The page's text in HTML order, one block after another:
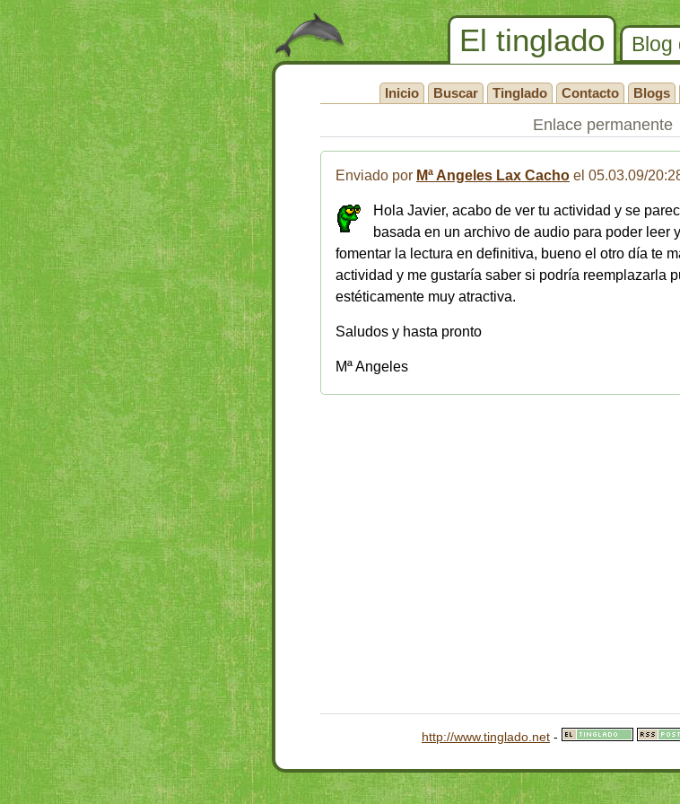
El tinglado Blog
Inicio Buscar Tinglado Contacto Blogs
Enlace permanente
Enviado por Mª Angeles Lax Cacho el 05.03.09/
Hola Javier, acabo de ver tu actividad y se
basada en un archivo de audio para poder leer
fomentar la lectura en definitiva, bueno el otro día te
actividad y me gustaría saber si podría reemplazarla
estéticamente muy atractiva.
Saludos y hasta pronto
Mª Angeles
http://www.tinglado.net -